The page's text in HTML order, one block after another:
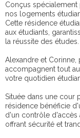
Conçus spécialement
nos logements
Cette résidence
aux étudiants,
la réussite des études.
Alexandre et Corinne,
accompagnent tout
votre quotidien
Située dans une cour
résidence bénéficie
d'un contrôle d'accès
offrant sécurité et